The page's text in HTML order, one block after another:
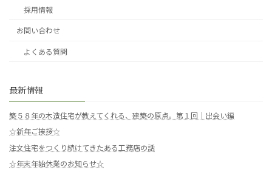
採用情報
お問い合わせ
よくある質問
最新情報
築５８年の木造住宅が教えてくれる、建築の原点。第１回｜出会い編
☆新年ご挨拶☆
注文住宅をつくり続けてきたある工務店の話
☆年末年始休業のお知らせ☆